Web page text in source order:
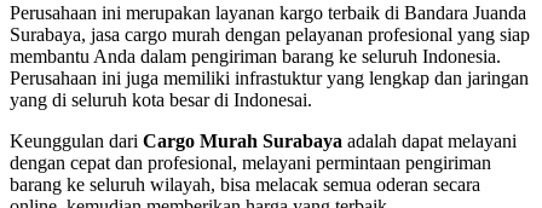
Perusahaan ini merupakan layanan kargo terbaik di Bandara Juanda
Surabaya, jasa cargo murah dengan pelayanan profesional yang siap
membantu Anda dalam pengiriman barang ke seluruh Indonesia.
Perusahaan ini juga memiliki infrastuktur yang lengkap dan jaringan
yang di seluruh kota besar di Indonesai.
Keunggulan dari Cargo Murah Surabaya adalah dapat melayani
dengan cepat dan profesional, melayani permintaan pengiriman
barang ke seluruh wilayah, bisa melacak semua oderan secara